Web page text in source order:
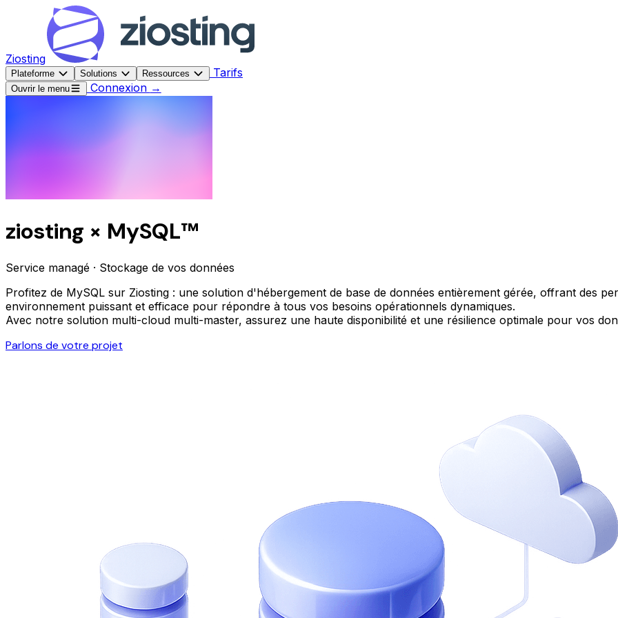
Ziosting
Plateforme Solutions Ressources Tarifs
Ouvrir le menu Connexion →
ziosting × MySQL™
Service managé · Stockage de vos données
Profitez de MySQL sur Ziosting : une solution d'hébergement de base de données entièrement gérée, offrant des
environnement puissant et efficace pour répondre à tous vos besoins opérationnels dynamiques.
Avec notre solution multi-cloud multi-master, assurez une haute disponibilité et une résilience optimale pour vos
Parlons de votre projet